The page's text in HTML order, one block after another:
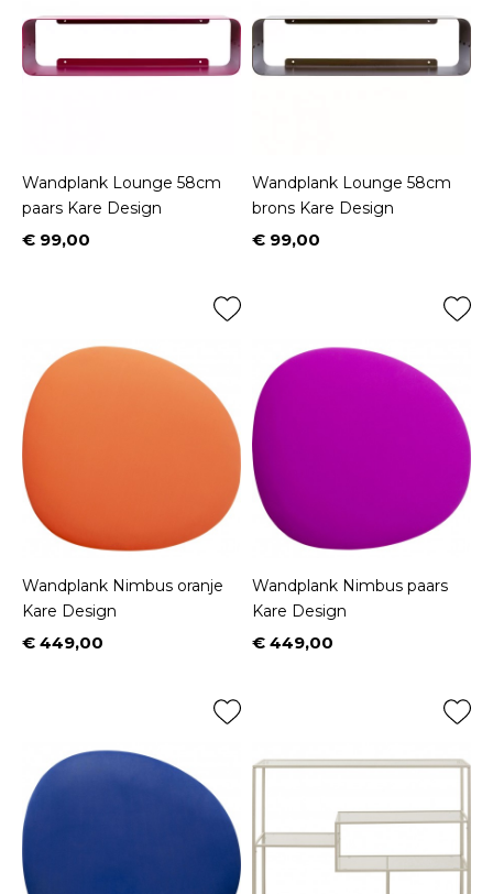
Wandplank Lounge 58cm
paars Kare Design
Prijs
€ 99,00
Wandplank Lounge 58cm
brons Kare Design
Prijs
€ 99,00
Wandplank Nimbus oranje
Kare Design
Prijs
€ 449,00
Wandplank Nimbus paars
Kare Design
Prijs
€ 449,00